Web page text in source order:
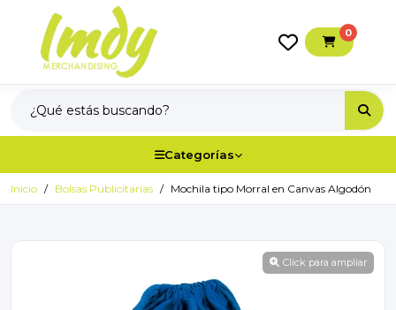
0
Categorías
Inicio Bolsas Publicitarias Mochila tipo Morral en Canvas Algodón
Click para ampliar